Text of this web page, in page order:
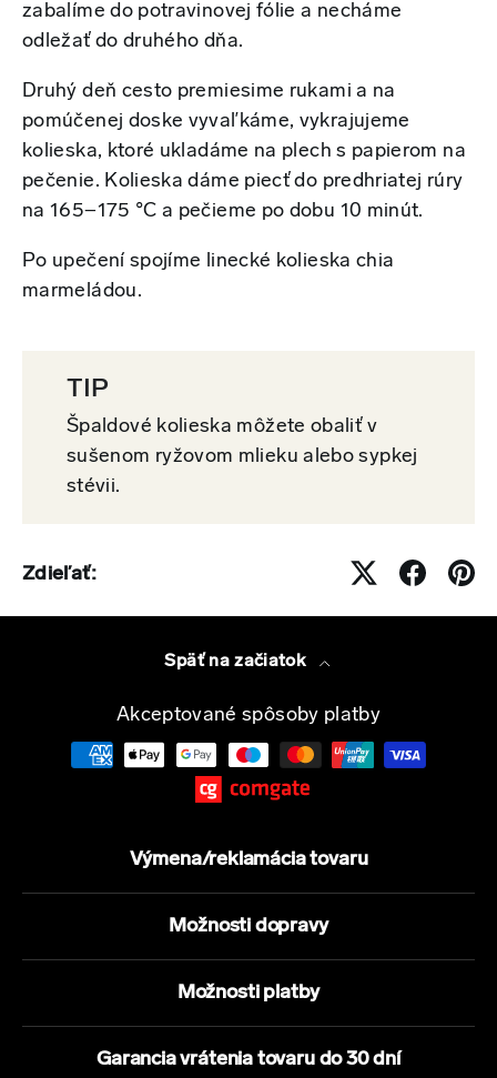
zabalíme do potravinovej fólie a necháme
odležať do druhého dňa.
Druhý deň cesto premiesime rukami a na
pomúčenej doske vyvaľkáme, vykrajujeme
kolieska, ktoré ukladáme na plech s papierom na
pečenie. Kolieska dáme piecť do predhriatej rúry
na 165−175 °C a pečieme po dobu 10 minút.
Po upečení spojíme linecké kolieska chia
marmeládou.
TIP
Špaldové kolieska môžete obaliť v
sušenom ryžovom mlieku alebo sypkej
stévii.
Zdieľať:
Späť na začiatok
Akceptované spôsoby platby
Výmena/reklamácia tovaru
Možnosti dopravy
Možnosti platby
Garancia vrátenia tovaru do 30 dní